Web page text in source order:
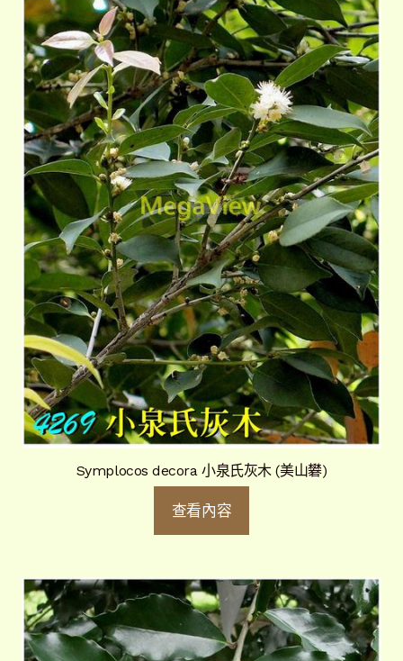
Symplocos decora 小泉氏灰木 (美山礬)
查看內容